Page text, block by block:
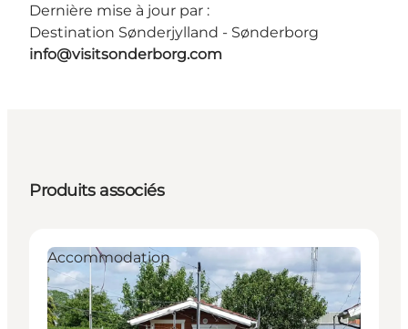
Dernière mise à jour par :
Destination Sønderjylland - Sønderborg
info@visitsonderborg.com
Produits associés
Accommodation